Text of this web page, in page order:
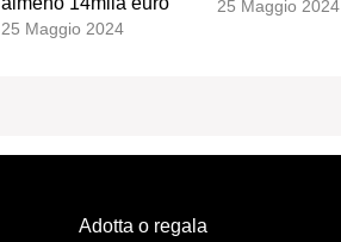
25 Maggio 2024
25 Maggio 2024
Adotta o regala